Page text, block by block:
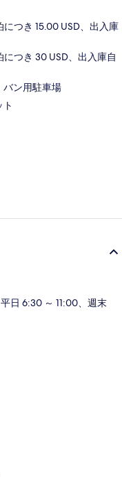
つき 15.00 USD、出入庫
つき 30 USD、出入庫自
バン用駐車場
日 6:30 ～ 11:00、週末